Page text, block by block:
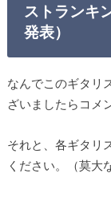
ストランキ
発表）
なんでこのギタリ
ざいましたらコメ
それと、各ギタリ
ください。（莫大